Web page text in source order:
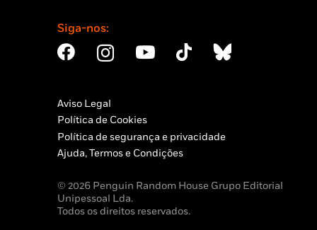
Siga-nos:
Aviso Legal
Política de Cookies
Política de segurança e privacidade
Ajuda, Termos e Condições
© 2026 Penguin Random House Grupo Editorial
Unipessoal Lda.
Todos os direitos reservados.